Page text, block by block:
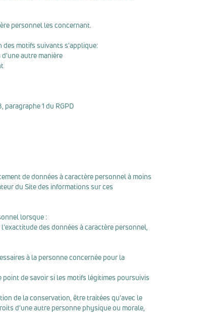
personnel les concernant.
des motifs suivants s'applique:
autre manière
1 du RGPD
de données à caractère personnel à moins
du Site des informations sur ces
lorsque :
des données à caractère personnel,
à la personne concernée pour la
de savoir si les motifs légitimes poursuivis
de la conservation, être traitées qu'avec le
d'une autre personne physique ou morale,